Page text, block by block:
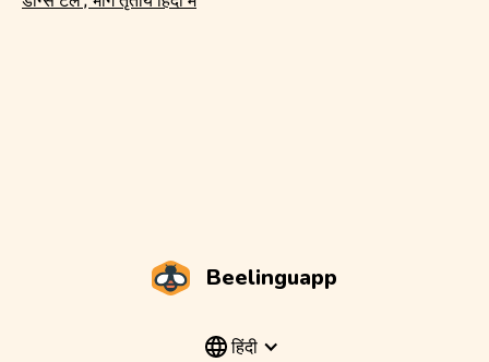
Beelinguapp
हिंदी